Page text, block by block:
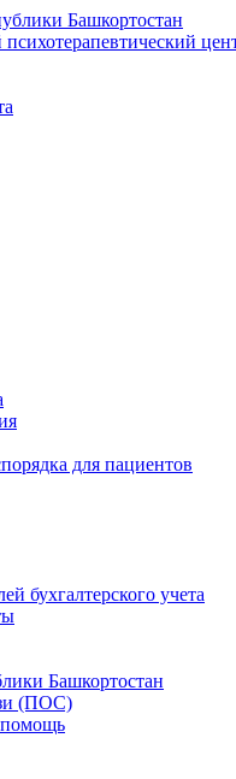
Башкортостан
психотерапевтический
для пациентов
бухгалтерского учета
Башкортостан
(ПОС)
помощь